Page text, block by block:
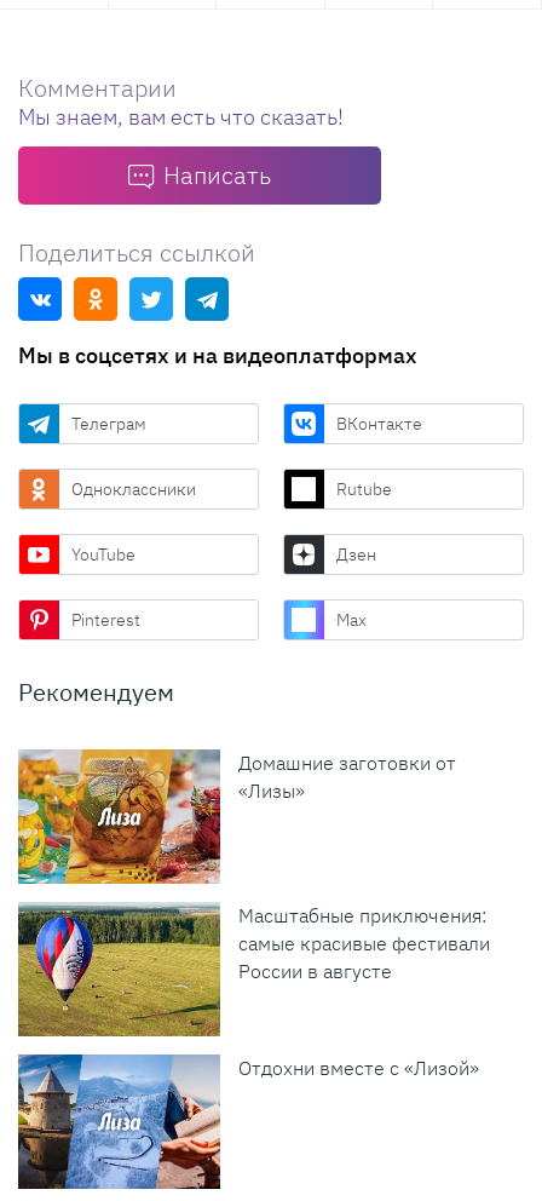
Комментарии
Мы знаем, вам есть что сказать!
Написать
Поделиться ссылкой
Мы в соцсетях и на видеоплатформах
Телеграм ВКонтакте
Одноклассники Rutube
YouTube Дзен
Pinterest Max
Рекомендуем
Домашние заготовки от
«Лизы»
Масштабные приключения:
самые красивые фестивали
России в августе
Отдохни вместе с «Лизой»